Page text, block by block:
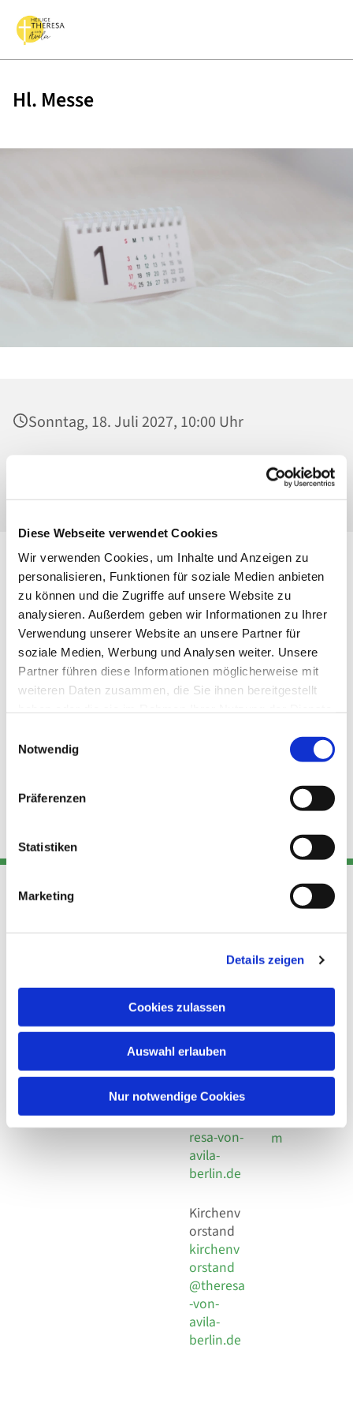
Diese Webseite verwendet Cookies
Wir verwenden Cookies, um Inhalte und Anzeigen zu
personalisieren, Funktionen für soziale Medien anbieten
zu können und die Zugriffe auf unsere Website zu
analysieren. Außerdem geben wir Informationen zu Ihrer
Verwendung unserer Website an unsere Partner für
soziale Medien, Werbung und Analysen weiter. Unsere
Partner führen diese Informationen möglicherweise mit
weiteren Daten zusammen, die Sie ihnen bereitgestellt
Notwendig
Präferenzen
Statistiken
Marketing
Details zeigen
Cookies zulassen
Auswahl erlauben
Nur notwendige Cookies
Hl. Messe
Sonntag, 18. Juli 2027, 10:00 Uhr
St. Josef - Berlin-Weißensee, Pfarrkirche,
Adresse
Kirchengemeinde Pfarrei
Hl. Theresa von Avila Berlin
Leitender Pfarrer - Norbert
Behaimstr. 39
Kont
Telefon
+49 30
924 64 28
Fax +49
30 924 54
18
E-Mail
info@the
resa-von-
avila-
berlin.de
Kirchenv
orstand
kirchenv
orstand
@theresa
-von-
avila-
berlin.de
Links
Datensch
utz
Social
Impressu
m